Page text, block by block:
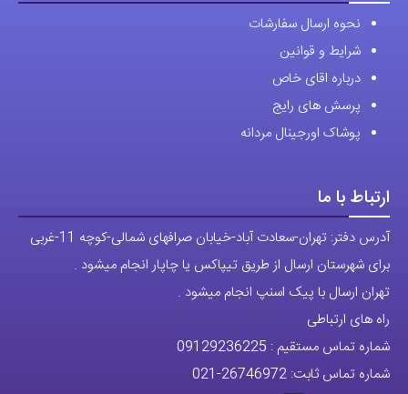
نحوه ارسال سفارشات
شرایط و قوانین
درباره اقای خاص
پرسش های رایج
پوشاک اورجینال مردانه
ارتباط با ما
آدرس دفتر: تهران-سعادت آباد-خیابان صرافهای شمالی-کوچه 11-غربی
برای شهرستان ارسال از طریق تیپاکس یا چاپار انجام میشود .
تهران ارسال با پیک اسنپ انجام میشود .
راه های ارتباطی
شماره تماس مستقیم : 09129236225
شماره تماس ثابت: 26746972
-021